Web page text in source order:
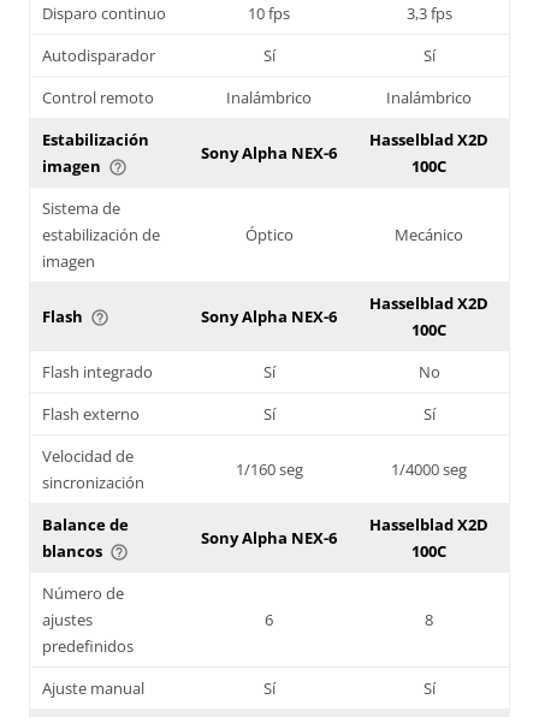
Disparo continuo 10 fps
3,3 fps
Autodisparador
Sí
Sí
Control remoto
Inalámbrico
Inalámbrico
Estabilización
imagen help_outline
Sony Alpha NEX-6
Hasselblad X2D
100C
Sistema de
estabilización de
imagen
Óptico Mecánico
Flash help_outline Sony Alpha NEX-6
Hasselblad X2D
100C
Flash integrado
Sí
No
Flash externo
Sí
Sí
Velocidad de
sincronización
1/160 seg 1/4000 seg
Balance de
blancos help_outline
Sony Alpha NEX-6
Hasselblad X2D
100C
Número de
ajustes
predefinidos
6 8
Ajuste manual Sí
Sí